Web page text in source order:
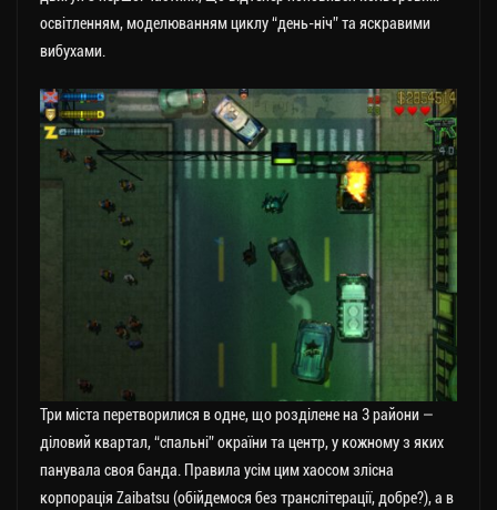
освітленням, моделюванням циклу “день-ніч” та яскравими
вибухами.
Три міста перетворилися в одне, що розділене на 3 райони —
діловий квартал, “спальні” окраїни та центр, у кожному з яких
панувала своя банда. Правила усім цим хаосом злісна
корпорація Zaibatsu (обійдемося без транслітерації, добре?), а в